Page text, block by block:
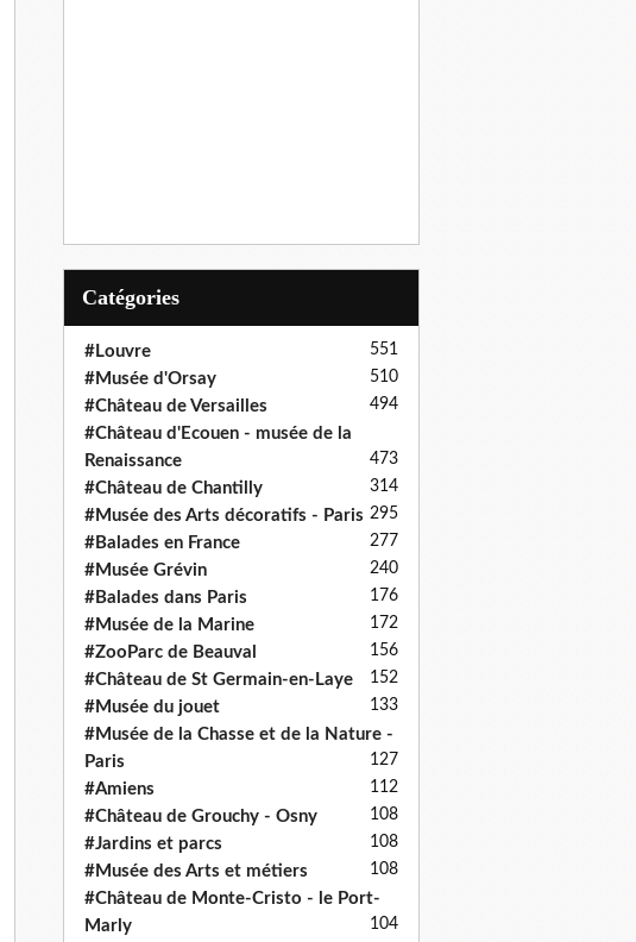
Catégories
#Louvre 551
#Musée d'Orsay 510
#Château de Versailles 494
#Château d'Ecouen - musée de la
Renaissance
473
#Château de Chantilly 314
#Musée des Arts décoratifs - Paris 295
#Balades en France 277
#Musée Grévin 240
#Balades dans Paris 176
#Musée de la Marine 172
#ZooParc de Beauval 156
#Château de St Germain-en-Laye 152
#Musée du jouet 133
#Musée de la Chasse et de la Nature -
Paris
127
#Amiens 112
#Château de Grouchy - Osny 108
#Jardins et parcs 108
#Musée des Arts et métiers 108
#Château de Monte-Cristo - le Port-
Marly
104